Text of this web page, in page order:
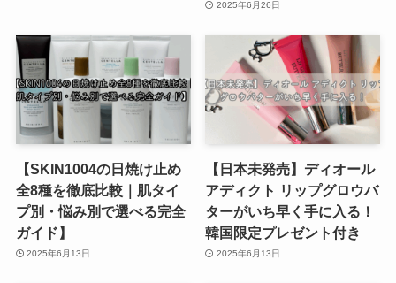
2025年6月26日
【SKIN1004の日焼け止め
全8種を徹底比較｜肌タイ
プ別・悩み別で選べる完全
ガイド】
2025年6月13日
【日本未発売】ディオール
アディクト リップグロウバ
ターがいち早く手に入る！
韓国限定プレゼント付き
2025年6月13日